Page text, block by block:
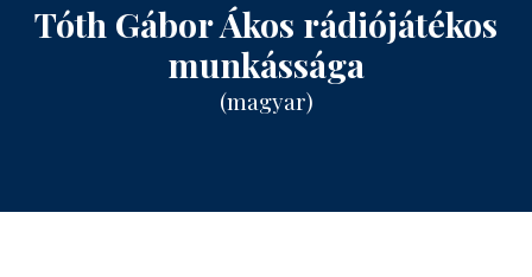
Tóth Gábor Ákos rádiójátékos
munkássága
(magyar)